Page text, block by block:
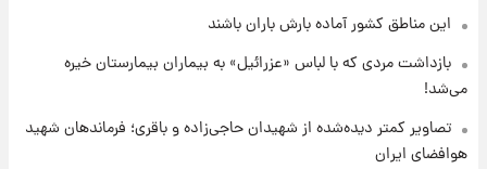
قیمت طلا و سکه امروز پنجشنبه ۱۵ مرداد ۱۴۰۵
شارژ جدید کالابرگ برای سه دهک؛ جزئیات اعلام
این مناطق کشور آماده بارش باران باشند
بازداشت مردی که با لباس «عزرائیل» به بیماران بیمارستان خیره
می‌شد!
تصاویر کمتر دیده‌شده از شهیدان حاجی‌زاده و باقری؛ فرماندهان شهید
هوافضای ایران